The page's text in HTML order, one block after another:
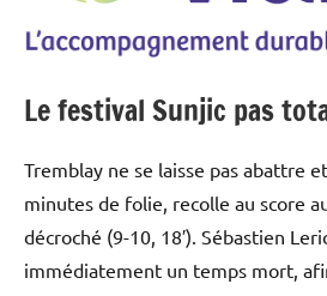
Le festival Sunjic pas
Tremblay ne se laisse pas abattre
minutes de folie, recolle au score
décroché (9-10, 18′). Sébastien
immédiatement un temps mort,